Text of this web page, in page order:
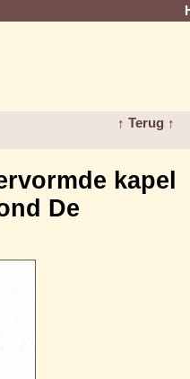
↑ Terug ↑
kapel
De